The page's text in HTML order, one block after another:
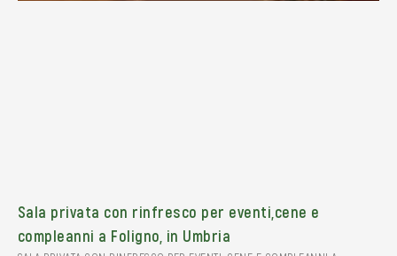
Sala privata con rinfresco per eventi,cene e
compleanni a Foligno, in Umbria